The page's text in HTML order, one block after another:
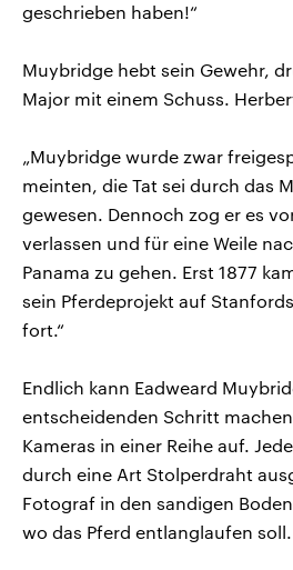
geschrieben haben!“
Muybridge hebt sein Gewehr,
Major mit einem Schuss.
„Muybridge wurde zwar
meinten, die Tat sei durch das
gewesen. Dennoch zog er es
verlassen und für eine Weile
Panama zu gehen. Erst 1877
sein Pferdeprojekt auf
fort.“
Endlich kann Eadweard
entscheidenden Schritt
Kameras in einer Reihe auf.
durch eine Art Stolperdraht
Fotograf in den sandigen
wo das Pferd entlanglaufen